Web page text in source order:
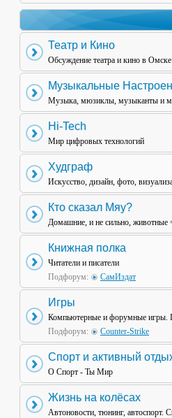
Театр и Кино
Обсуждение театра и кино в Омске
Музыкальные
Музыка, мюзиклы, музыканты и
Hi-Tech
Мир цифровых технологий
Худграф
Искусство, дизайн, фото,
Кто сказал Мяу?
Домашние, и не сильно, животные
Книжная полка
Читатели и писатели
Подфорум:
СамИздат
Игры
Компьютерные и форумные игры.
Подфорум:
Counter-Strike
Спорт и активный
О Спорт - Ты Мир
Жизнь на колёсах
Автоновости, тюнинг, автоспорт.